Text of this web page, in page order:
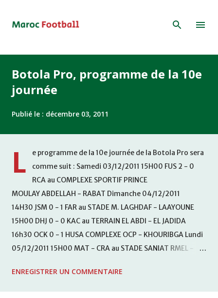
Botola Pro, programme de la 10e
journée
Publié le : décembre 03, 2011
L
e programme de la 10e journée de la Botola Pro sera
comme suit : Samedi 03/12/2011 15H00 FUS 2 - 0
RCA au COMPLEXE SPORTIF PRINCE
MOULAY ABDELLAH - RABAT Dimanche 04/12/2011
14H30 JSM 0 - 1 FAR au STADE M. LAGHDAF - LAAYOUNE
15H00 DHJ 0 - 0 KAC au TERRAIN EL ABDI - EL JADIDA
16h30 OCK 0 - 1 HUSA COMPLEXE OCP - KHOURIBGA Lundi
05/12/2011 15H00 MAT - CRA au STADE SANIAT RMEL -
KHEMISET Mardi 06/12/2011 15H00 WAF - OCS au
ENREGISTRER UN COMMENTAIRE